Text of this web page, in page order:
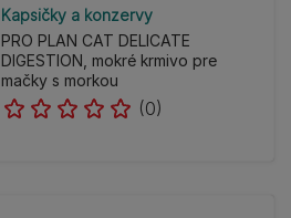
Kapsičky a konzervy
PRO PLAN CAT DELICATE
DIGESTION, mokré krmivo pre
mačky s morkou
(0)